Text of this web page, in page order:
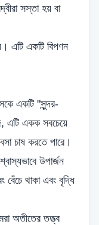
সস্তা হয় বা
এটি একটি বিপণন
একটি "সুন্দর-
এটি একক সবচেয়ে
চাষ করতে পারে।
উপার্জন
থাকা এবং বৃদ্ধি
অতীতের তত্ত্ব